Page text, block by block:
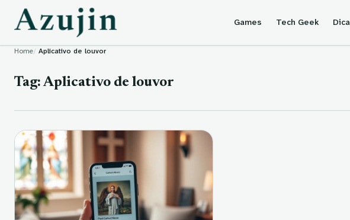
Skip to content
Games Tech Geek
Home Aplicativo de louvor
Tag:Aplicativo de louvor